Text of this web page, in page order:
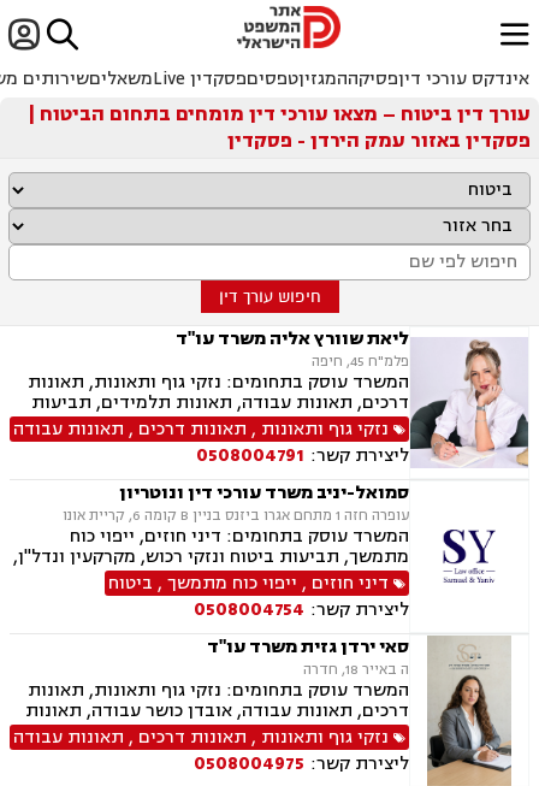

ﱐ
אינדקס עורכי דיןפסיקההמגזיןטפסיםפסקדין Live משאליםשירותים
עורך דין ביטוח – מצאו עורכי דין מומחים בתחום הביטוח |
פסקדין באזור עמק הירדן - פסקדין
חיפוש עורך דין
ליאת שוורץ אליה משרד עו"ד
פלמ"ח 45, חיפה
המשרד עוסק בתחומים: נזקי גוף ותאונות, תאונות
דרכים, תאונות עבודה, תאונות תלמידים, תביעות
ביטוח, תביעות ביטוח לאומי, ייפוי כוח מתמשך,
גישור.
נזקי גוף ותאונות , תאונות דרכים , תאונות עבודה
ליצירת קשר: 0508004791
סמואל-יניב משרד עורכי דין ונוטריון
עופרה חזה 1 מתחם אגרו ביזנס בניין B קומה 6, קריית אונו
המשרד עוסק בתחומים: דיני חוזים, ייפוי כוח
מתמשך, תביעות ביטוח ונזקי רכוש, מקרקעין ונדל"ן,
תמ"א 38, לשון הרע, ירושות וצוואות, מושבים
וקיבוצים, קבוצות רכישה, ליקוי בניה, פינוי בינוי,
פינוי מושכר, עסקאות מכר דירה, מגרשים לבניה,
נחלות ומשקים במושבים, רשות מקרקעי ישראל,
העברה בין דורית, בן ממשיך, נזקי גוף ותאונות,
תאונות דרכים, תאונות עבודה, תאונות תלמידים,
אובדן כושר עבודה, תאונות עקב רשלנות.
דיני חוזים , ייפוי כוח מתמשך, ביטוח
ליצירת קשר: 0508004754
סאי ירדן גזית משרד עו"ד
ה באייר 18, חדרה
המשרד עוסק בתחומים: נזקי גוף ותאונות, תאונות
דרכים, תאונות עבודה, אובדן כושר עבודה, תאונות
תלמידים, תאונות ספורט, תאונות עקב רשלנות, צבא
ומשרד הביטחון, תביעות ביטוח ונזקי רכוש, ביטוח
סיעודי, פנסיה, הורות חד מינית, גישור
נזקי גוף ותאונות , תאונות דרכים , תאונות עבודה
ליצירת קשר: 0508004975